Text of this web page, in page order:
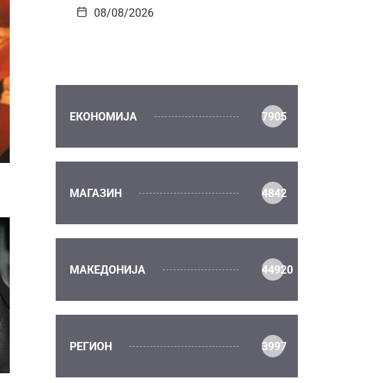
08/08/2026
ЕКОНОМИЈА 7905
МАГАЗИН 4842
МАКЕДОНИЈА 44920
РЕГИОН 3997